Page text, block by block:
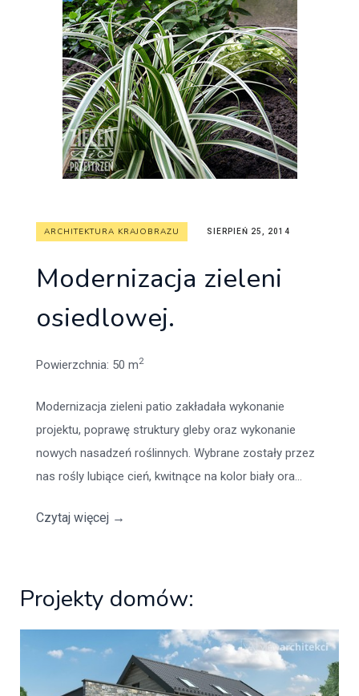
ARCHITEKTURA KRAJOBRAZU SIERPIEŃ 25, 2014
Modernizacja zieleni
osiedlowej.
Powierzchnia: 50 m2
Modernizacja zieleni patio zakładała wykonanie
projektu, poprawę struktury gleby oraz wykonanie
nowych nasadzeń roślinnych. Wybrane zostały przez
nas rośly lubiące cień, kwitnące na kolor biały ora...
Czytaj więcej →
Projekty domów: